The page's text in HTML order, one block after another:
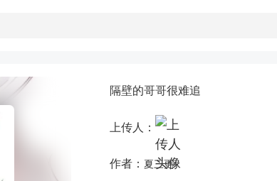
隔壁的哥哥很难追
上传人：
作者： 夏三更